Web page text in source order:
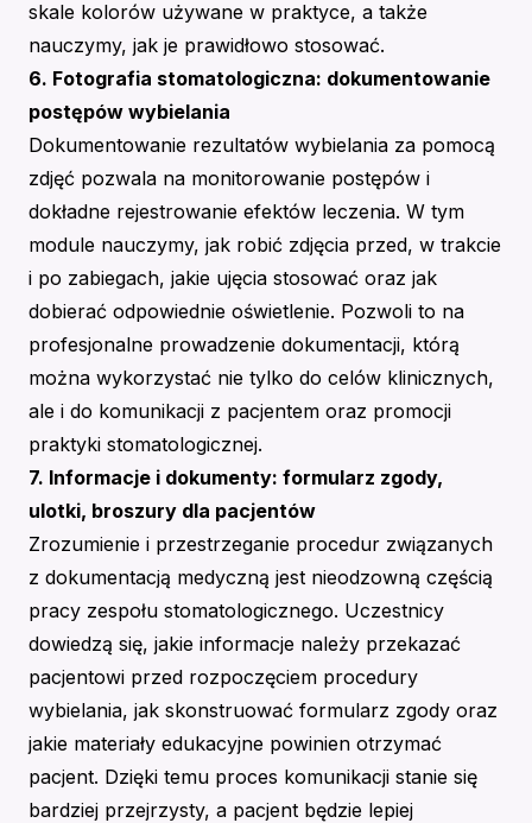
skale kolorów używane w praktyce, a także
nauczymy, jak je prawidłowo stosować.
6. Fotografia stomatologiczna: dokumentowanie
postępów wybielania
Dokumentowanie rezultatów wybielania za pomocą
zdjęć pozwala na monitorowanie postępów i
dokładne rejestrowanie efektów leczenia. W tym
module nauczymy, jak robić zdjęcia przed, w trakcie
i po zabiegach, jakie ujęcia stosować oraz jak
dobierać odpowiednie oświetlenie. Pozwoli to na
profesjonalne prowadzenie dokumentacji, którą
można wykorzystać nie tylko do celów klinicznych,
ale i do komunikacji z pacjentem oraz promocji
praktyki stomatologicznej.
7. Informacje i dokumenty: formularz zgody,
ulotki, broszury dla pacjentów
Zrozumienie i przestrzeganie procedur związanych
z dokumentacją medyczną jest nieodzowną częścią
pracy zespołu stomatologicznego. Uczestnicy
dowiedzą się, jakie informacje należy przekazać
pacjentowi przed rozpoczęciem procedury
wybielania, jak skonstruować formularz zgody oraz
jakie materiały edukacyjne powinien otrzymać
pacjent. Dzięki temu proces komunikacji stanie się
bardziej przejrzysty, a pacjent będzie lepiej